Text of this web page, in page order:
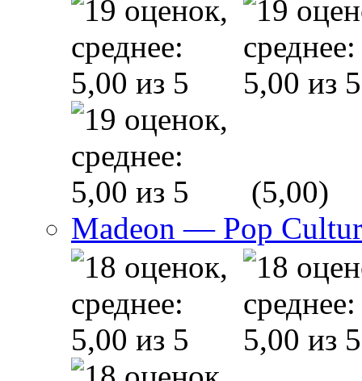
(5,00)
Madeon — Pop